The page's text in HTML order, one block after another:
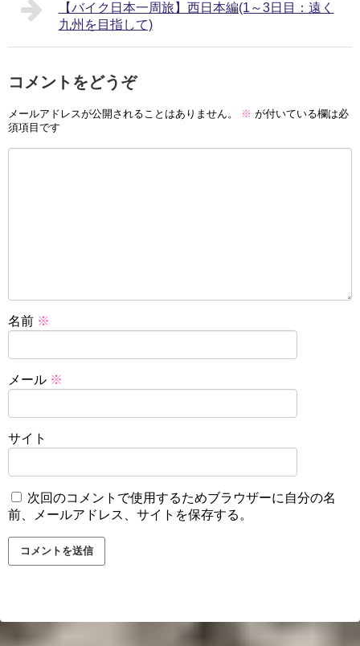
【バイク日本一周旅】西日本編(1～3日目：遠く
九州を目指して)
コメントをどうぞ
メールアドレスが公開されることはありません。 ※ が付いている欄は必
須項目です
名前 ※
メール ※
サイト
次回のコメントで使用するためブラウザーに自分の名
前、メールアドレス、サイトを保存する。